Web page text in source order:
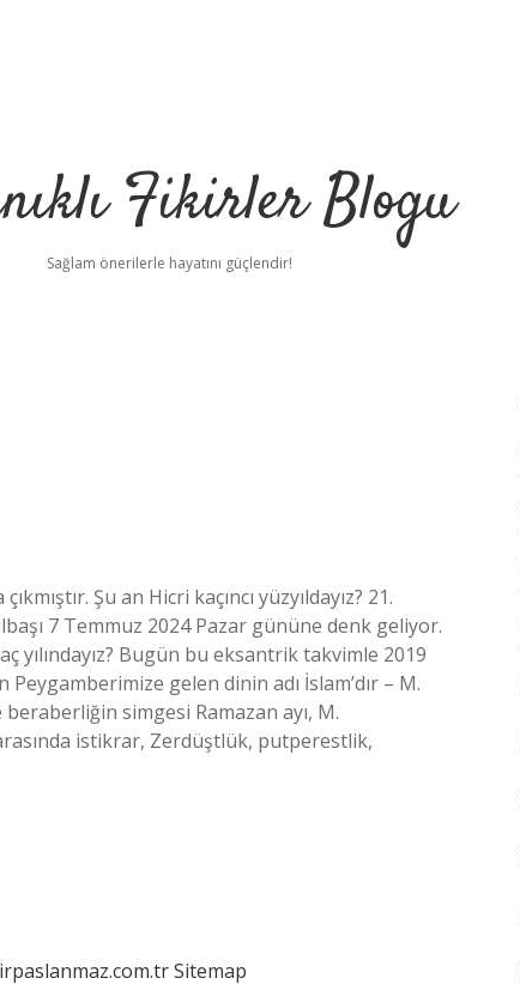
Fikirler Blogu
Sağlam önerilerle hayatını güçlendir!
Şu an Hicri kaçıncı yüzyıldayız? 21.
7 Temmuz 2024 Pazar gününe denk geliyor.
yılındayız? Bugün bu eksantrik takvimle 2019
Peygamberimize gelen dinin adı İslam’dır – M.
simgesi Ramazan ayı, M.
istikrar, Zerdüştlük, putperestlik,
Sitemap